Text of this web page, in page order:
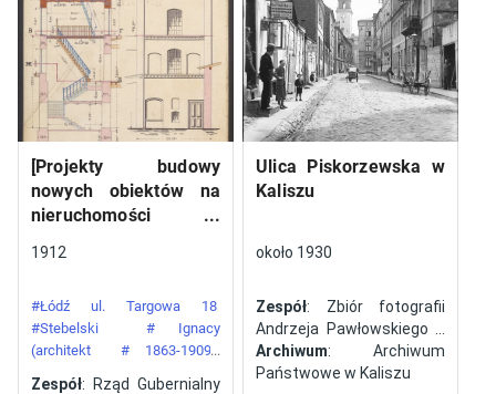
[Projekty budowy
nowych obiektów na
nieruchomości
numerem 34 przy ulicy
Łodzi]
1912
#Łódź ul. Targowa 18
#Stebelski
# Ignacy
(architekt
# 1863-1909)
Zespół: Rząd Gubernialny
Ulica Piskorzewska w
Kaliszu
około 1930
Zespół: Zbiór fotografii
Andrzeja Pawłowskiego z
Kalisza
Archiwum: Archiwum
Państwowe w Kaliszu